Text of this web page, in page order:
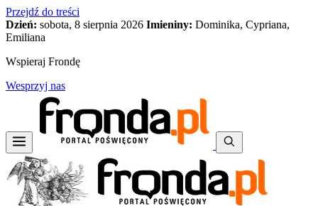
Przejdź do treści
Dzień: sobota, 8 sierpnia 2026 Imieniny: Dominika, Cypriana,
Emiliana
Wspieraj Frondę
Wesprzyj nas